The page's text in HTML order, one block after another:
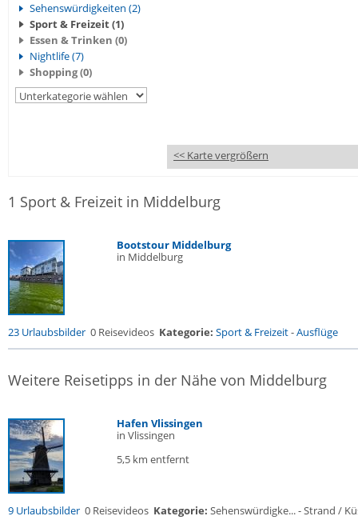
Sehenswürdigkeiten (2)
Sport & Freizeit (1)
Essen & Trinken (0)
Nightlife (7)
Shopping (0)
<< Karte vergrößern
1 Sport & Freizeit in Middelburg
Bootstour Middelburg
in Middelburg
23 Urlaubsbilder 0 Reisevideos Kategorie: Sport & Freizeit-Ausflüge
Weitere Reisetipps in der Nähe von Middelburg
Hafen Vlissingen
in Vlissingen
5,5 km entfernt
9 Urlaubsbilder 0 Reisevideos Kategorie: Sehenswürdigke... - Strand /